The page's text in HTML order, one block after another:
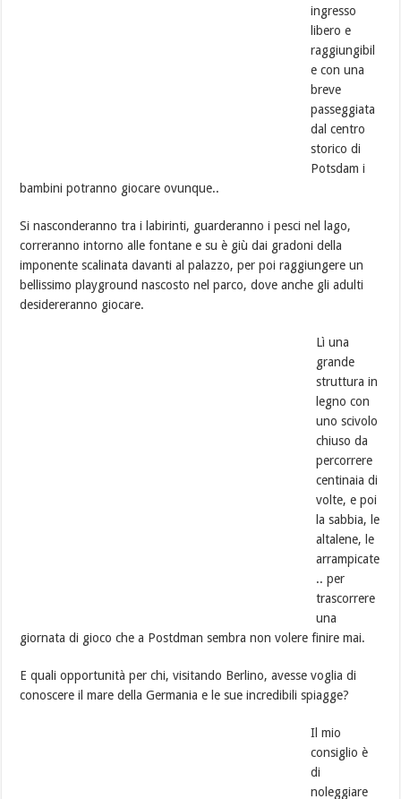
ingresso
libero e
raggiungibil
e con una
breve
passeggiata
dal centro
storico di
Potsdam i
bambini potranno giocare ovunque..
Si nasconderanno tra i labirinti, guarderanno i pesci nel lago,
correranno intorno alle fontane e su è giù dai gradoni della
imponente scalinata davanti al palazzo, per poi raggiungere un
bellissimo playground nascosto nel parco, dove anche gli adulti
desidereranno giocare.
Lì una
grande
struttura in
legno con
uno scivolo
chiuso da
percorrere
centinaia di
volte, e poi
la sabbia, le
altalene, le
arrampicate
.. per
trascorrere
una
giornata di gioco che a Postdman sembra non volere finire mai.
E quali opportunità per chi, visitando Berlino, avesse voglia di
conoscere il mare della Germania e le sue incredibili spiagge?
Il mio
consiglio è
di
noleggiare